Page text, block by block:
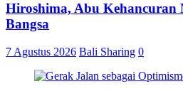
Hiroshima, Abu
Bangsa
7 Agustus 2026 Bali Sharing 0